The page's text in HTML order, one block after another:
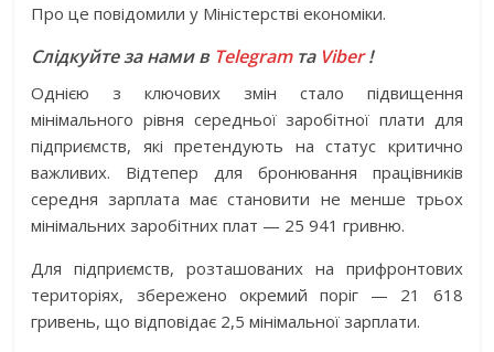
Про це повідомили у Міністерстві економіки.
Слідкуйте за нами в Telegramта Viber!
Однією з ключових змін стало підвищення
мінімального рівня середньої заробітної плати для
підприємств, які претендують на статус критично
важливих. Відтепер для бронювання працівників
середня зарплата має становити не менше трьох
мінімальних заробітних плат — 25 941 гривню.
Для підприємств, розташованих на прифронтових
територіях, збережено окремий поріг — 21 618
гривень, що відповідає 2,5 мінімальної зарплати.